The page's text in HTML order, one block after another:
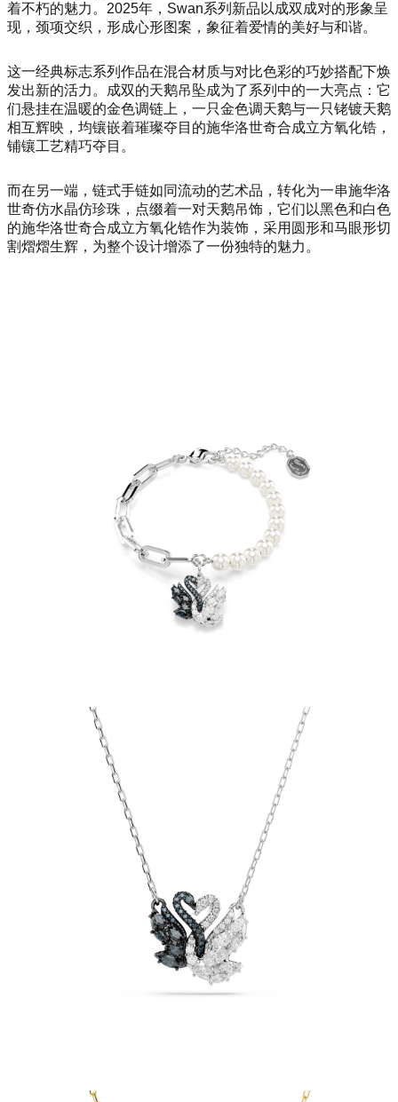
着不朽的魅力。2025年，Swan系列新品以成双成对的形象呈
现，颈项交织，形成心形图案，象征着爱情的美好与和谐。
这一经典标志系列作品在混合材质与对比色彩的巧妙搭配下焕
发出新的活力。成双的天鹅吊坠成为了系列中的一大亮点：它
们悬挂在温暖的金色调链上，一只金色调天鹅与一只铑镀天鹅
相互辉映，均镶嵌着璀璨夺目的施华洛世奇合成立方氧化锆，
铺镶工艺精巧夺目。
而在另一端，链式手链如同流动的艺术品，转化为一串施华洛
世奇仿水晶仿珍珠，点缀着一对天鹅吊饰，它们以黑色和白色
的施华洛世奇合成立方氧化锆作为装饰，采用圆形和马眼形切
割熠熠生辉，为整个设计增添了一份独特的魅力。